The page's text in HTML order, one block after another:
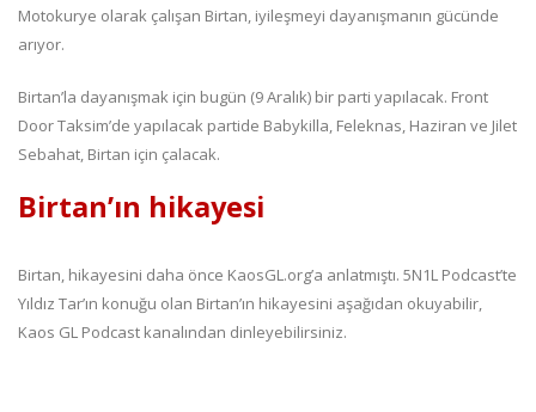
Motokurye olarak çalışan Birtan, iyileşmeyi dayanışmanın gücünde
arıyor.
Birtan’la dayanışmak için bugün (9 Aralık) bir parti yapılacak. Front
Door Taksim’de yapılacak partide Babykilla, Feleknas, Haziran ve Jilet
Sebahat, Birtan için çalacak.
Birtan’ın hikayesi
Birtan, hikayesini daha önce KaosGL.org’a anlatmıştı. 5N1L Podcast’te
Yıldız Tar’ın konuğu olan Birtan’ın hikayesini aşağıdan okuyabilir,
Kaos GL Podcast kanalından dinleyebilirsiniz.